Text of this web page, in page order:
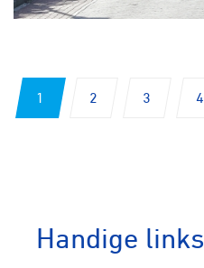
1 2 3 4
Handige links